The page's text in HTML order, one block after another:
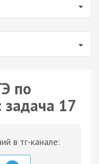
по
задача 17
в тг-канале: